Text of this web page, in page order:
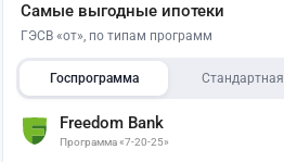
Самые выгодные ипотеки
ГЭСВ «от», по типам программ
Госпрограмма Стандартная
Freedom Bank
Программа «7-20-25»